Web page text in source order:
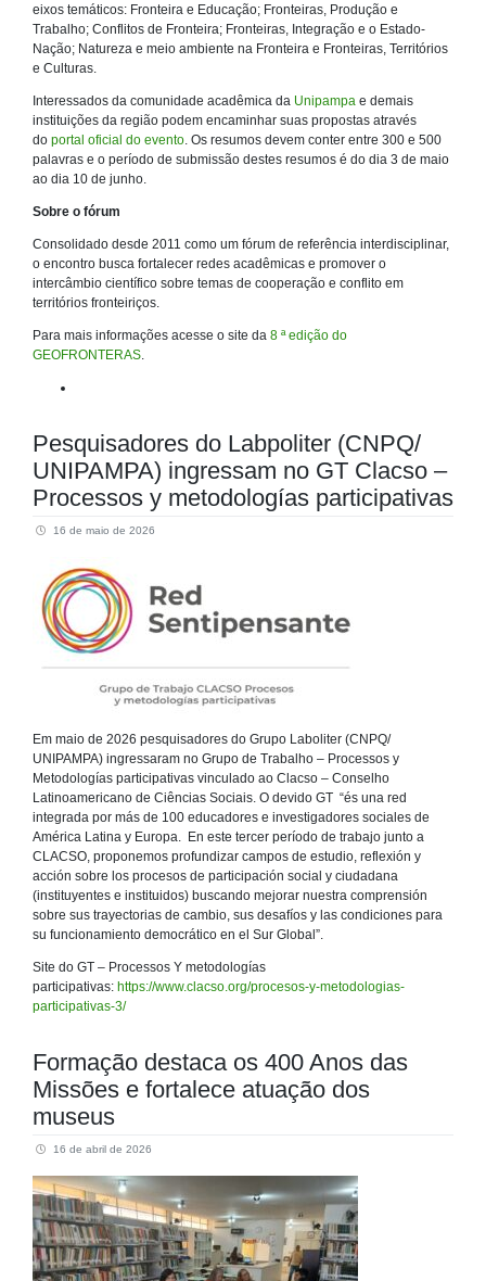
eixos temáticos: Fronteira e Educação; Fronteiras, Produção e
Trabalho; Conflitos de Fronteira; Fronteiras, Integração e o Estado-
Nação; Natureza e meio ambiente na Fronteira e Fronteiras, Territórios
e Culturas.
Interessados da comunidade acadêmica da Unipampa e demais
instituições da região podem encaminhar suas propostas através
do portal oficial do evento. Os resumos devem conter entre 300 e 500
palavras e o período de submissão destes resumos é do dia 3 de maio
ao dia 10 de junho.
Sobre o fórum
Consolidado desde 2011 como um fórum de referência interdisciplinar,
o encontro busca fortalecer redes acadêmicas e promover o
intercâmbio científico sobre temas de cooperação e conflito em
territórios fronteiriços.
Para mais informações acesse o site da 8 ª edição do
GEOFRONTERAS.
Pesquisadores do Labpoliter (CNPQ/
UNIPAMPA) ingressam no GT Clacso –
Processos y metodologías participativas
16 de maio de 2026
Em maio de 2026 pesquisadores do Grupo Laboliter (CNPQ/
UNIPAMPA) ingressaram no Grupo de Trabalho – Processos y
Metodologías participativas vinculado ao Clacso – Conselho
Latinoamericano de Ciências Sociais. O devido GT “és una red
integrada por más de 100 educadores e investigadores sociales de
América Latina y Europa. En este tercer período de trabajo junto a
CLACSO, proponemos profundizar campos de estudio, reflexión y
acción sobre los procesos de participación social y ciudadana
(instituyentes e instituidos) buscando mejorar nuestra comprensión
sobre sus trayectorias de cambio, sus desafíos y las condiciones para
su funcionamiento democrático en el Sur Global”.
Site do GT – Processos Y metodologías
participativas: https://www.clacso.org/procesos-y-metodologias-
participativas-3/
Formação destaca os 400 Anos das
Missões e fortalece atuação dos
museus
16 de abril de 2026